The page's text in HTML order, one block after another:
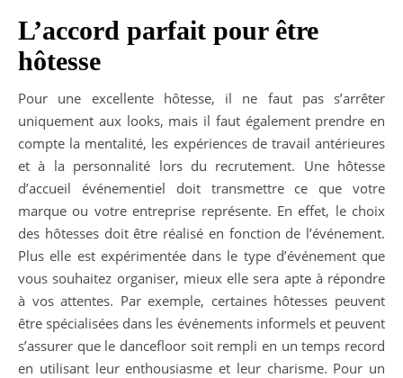
L’accord parfait pour être
hôtesse
Pour une excellente hôtesse, il ne faut pas s’arrêter
uniquement aux looks, mais il faut également prendre en
compte la mentalité, les expériences de travail antérieures
et à la personnalité lors du recrutement. Une hôtesse
d’accueil événementiel doit transmettre ce que votre
marque ou votre entreprise représente. En effet, le choix
des hôtesses doit être réalisé en fonction de l’événement.
Plus elle est expérimentée dans le type d’événement que
vous souhaitez organiser, mieux elle sera apte à répondre
à vos attentes. Par exemple, certaines hôtesses peuvent
être spécialisées dans les événements informels et peuvent
s’assurer que le dancefloor soit rempli en un temps record
en utilisant leur enthousiasme et leur charisme. Pour un